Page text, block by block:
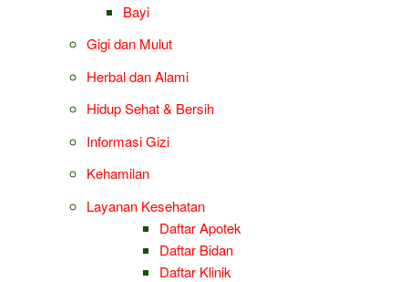
Bayi
Gigi dan Mulut
Herbal dan Alami
Hidup Sehat & Bersih
Informasi Gizi
Kehamilan
Layanan Kesehatan
Daftar Apotek
Daftar Bidan
Daftar Klinik